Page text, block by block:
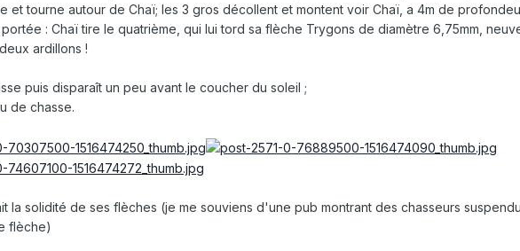
et tourne autour de Chaï; les 3 gros décollent et montent voir Chaï, a 4m de
: Chaï tire le quatrième, qui lui tord sa flèche Trygons de diamètre 6,75mm,
ardillons !
puis disparaît un peu avant le coucher du soleil ;
de chasse.
la solidité de ses flèches (je me souviens d'une pub montrant des chasseurs
flèche)